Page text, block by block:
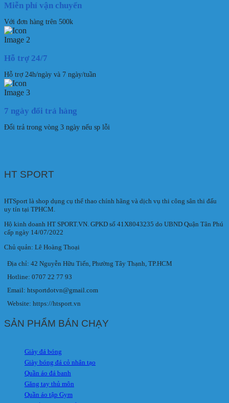
Miễn phí vận chuyển
Với đơn hàng trên 500k
Hỗ trợ 24/7
Hỗ trợ 24h/ngày và 7 ngày/tuần
7 ngày đổi trả hàng
Đổi trả trong vòng 3 ngày nếu sp lỗi
HT SPORT
HTSport là shop dụng cụ thể thao chính hãng và dịch vụ thi công sân thi đấu
uy tín tại TPHCM.
Hộ kinh doanh HT SPORT.VN. GPKD số 41X8043235 do UBND Quận Tân Phú
cấp ngày 14/07/2022
Chủ quản: Lê Hoàng Thoại
Địa chỉ: 42 Nguyễn Hữu Tiến, Phường Tây Thạnh, TP.HCM
Hotline: 0707 22 77 93
Email: htsportdotvn@gmail.com
Website: https://htsport.vn
SẢN PHẨM BÁN CHẠY
Giày đá bóng
Giày bóng đá cỏ nhân tạo
Quần áo đá banh
Găng tay thủ môn
Quần áo tập Gym